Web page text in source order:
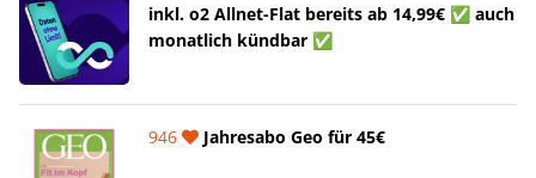
inkl. o2 Allnet-Flat bereits ab 14,99€ ✅ auch
monatlich kündbar ✅
946 Jahresabo Geo für 45€